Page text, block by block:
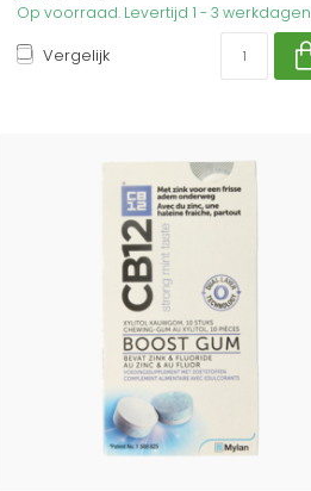
Op voorraad. Levertijd 1 - 3 werkdagen
Vergelijk